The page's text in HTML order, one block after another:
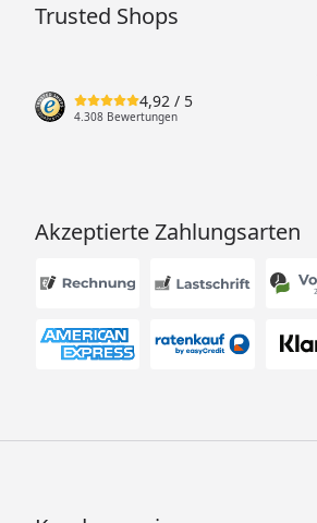
Trusted Shops
4,92 / 5
4.308 Bewertungen
Akzeptierte Zahlungsarten